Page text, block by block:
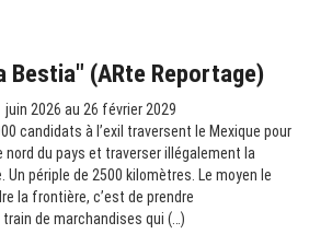
Bestia" (ARte Reportage)
juin 2026 au 26 février 2029
candidats à l’exil traversent le Mexique pour
nord du pays et traverser illégalement la
périple de 2500 kilomètres. Le moyen le
la frontière, c’est de prendre
de marchandises qui (…)